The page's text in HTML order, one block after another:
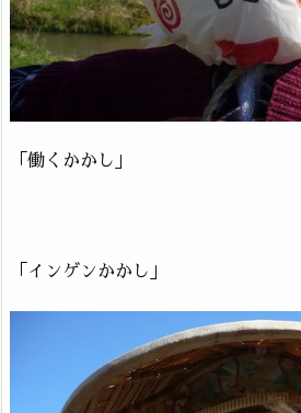
「働くかかし」
「インゲンかかし」